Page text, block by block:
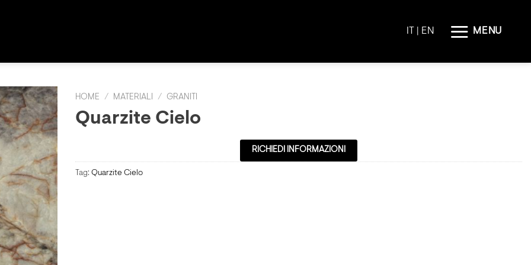
IT | EN MENU
HOME / MATERIALI / GRANITI
Quarzite Cielo
RICHIEDI INFORMAZIONI
Tag: Quarzite Cielo